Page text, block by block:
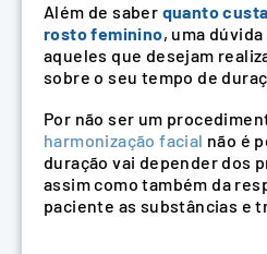
Além de saber quanto
rosto feminino, uma
aqueles que desejam
sobre o seu tempo de
Por não ser um
harmonização facial não é
duração vai depender dos
assim como também da
paciente as substâncias e